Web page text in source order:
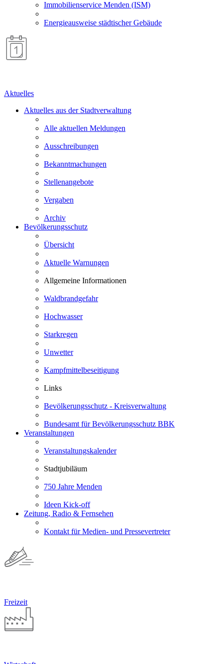
Immobilienservice Menden (ISM)
Energieausweise städtischer Gebäude
Aktuelles
Aktuelles aus der Stadtverwaltung
Alle aktuellen Meldungen
Ausschreibungen
Bekanntmachungen
Stellenangebote
Vergaben
Archiv
Bevölkerungsschutz
Übersicht
Aktuelle Warnungen
Allgemeine Informationen
Waldbrandgefahr
Hochwasser
Starkregen
Unwetter
Kampfmittelbeseitigung
Links
Bevölkerungsschutz - Kreisverwaltung
Bundesamt für Bevölkerungsschutz BBK
Veranstaltungen
Veranstaltungskalender
Stadtjubiläum
750 Jahre Menden
Ideen Kick-off
Zeitung, Radio & Fernsehen
Kontakt für Medien- und Pressevertreter
Freizeit